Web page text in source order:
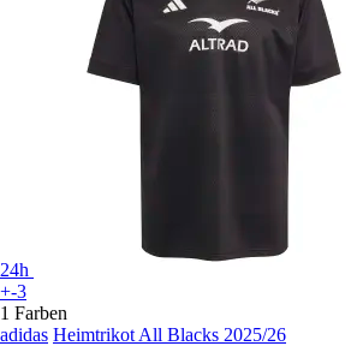
24h
+-3
1 Farben
adidas Heimtrikot All Blacks 2025/26